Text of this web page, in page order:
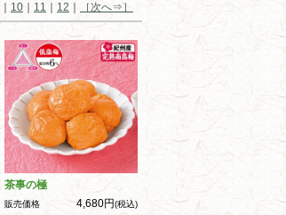
10 11 12 ［次へ⇒］
茶事の極
販売価格 4,680円(税込)